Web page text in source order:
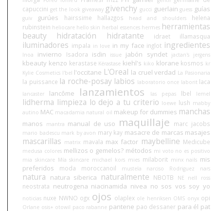
capuccini get the look giveaway givenchy gucci guerlain guess guías
guiv gurúes hairssime hallazgos head and shoulders
helena
rubinstein heliocare hello skin herbal essences hermes herramientas
beauty
hidratación hidratante idraet illamasqua
iluminadores impala in love in my face inglot ingredientes
Inoa invierno Isadora isdin issue jabón syndet jactan's jergens
kbeauty kenzo kerastase Kérastase kiehl's kiko klorane kosmos kr
Kylie Cosmetics l'bel l'occitane L'Oreal la cruel verdad La Pasionaria
la puissance la roche-posay labios laboratorio once laborit laca
lancaster lancôme lanzamientos las pepas lbel lemel
lidherma limpieza lo dejo a tu criterio loewe lush mabby
autino MAC macadamia natural oil makeup for dummies manchas
manos mantra manual de uso maquillaje marc jacobs
mario badescu mark by avon mary kay masacre de marcas masajes
mascarillas matrix mavala max factor maybelline Medicube
medusa colores mellizos o gemelos? métodos mi voto no es positivo
mia skincare Mía skincare michael kors mies milaborit minx nails mis
preferidos
moda moroccanoil mustela narciso Rodriguez nars
natura natura siberica naturalmente NBOTB NE nell ross
neostrata neutrogena niacinamida nivea no sos vos soy yo
noticias nuxe NWNO ogx ojos olaplex ole henriksen OMS onyx opi
Orlane osis+ otowil paco rabanne pantene pao dessaner para él pat